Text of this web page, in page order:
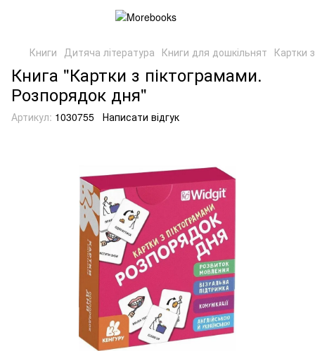
Книги Дитяча література Книги для дошкільнят Картки
Книга "Картки з піктограмами.
Розпорядок дня"
Артикул: 1030755 Написати відгук